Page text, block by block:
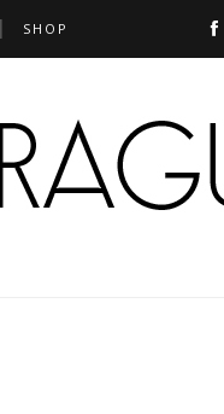
SHOP